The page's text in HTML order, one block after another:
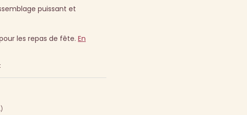
puissant et
les repas de fête. En